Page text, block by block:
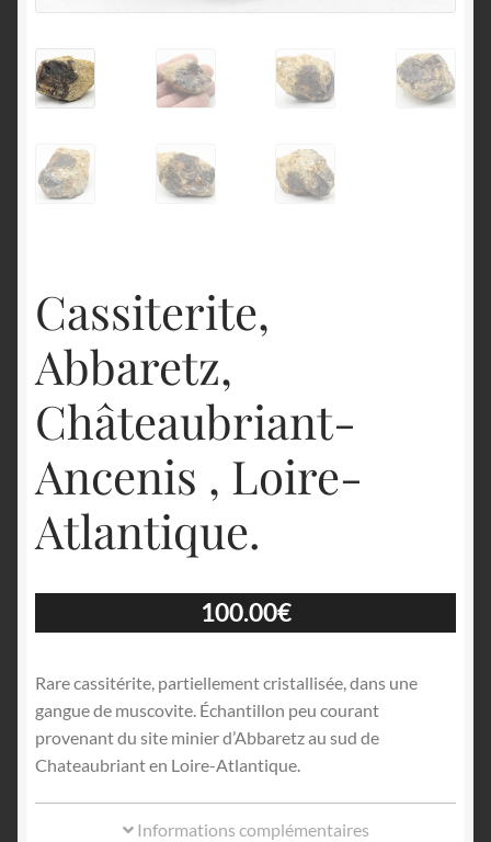
Cassiterite,
Abbaretz,
Châteaubriant-
Ancenis , Loire-
Atlantique.
100.00€
Rare cassitérite, partiellement cristallisée, dans une
gangue de muscovite. Échantillon peu courant
provenant du site minier d’Abbaretz au sud de
Chateaubriant en Loire-Atlantique.
Informations complémentaires